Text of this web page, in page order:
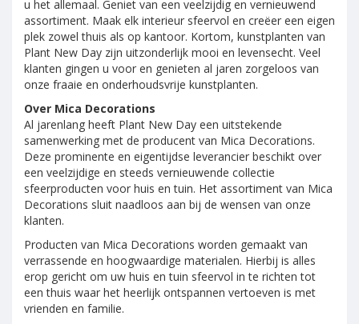
u het allemaal. Geniet van een veelzijdig en vernieuwend
assortiment. Maak elk interieur sfeervol en creëer een eigen
plek zowel thuis als op kantoor. Kortom, kunstplanten van
Plant New Day zijn uitzonderlijk mooi en levensecht. Veel
klanten gingen u voor en genieten al jaren zorgeloos van
onze fraaie en onderhoudsvrije kunstplanten.
Over Mica Decorations
Al jarenlang heeft Plant New Day een uitstekende
samenwerking met de producent van Mica Decorations.
Deze prominente en eigentijdse leverancier beschikt over
een veelzijdige en steeds vernieuwende collectie
sfeerproducten voor huis en tuin. Het assortiment van Mica
Decorations sluit naadloos aan bij de wensen van onze
klanten.
Producten van Mica Decorations worden gemaakt van
verrassende en hoogwaardige materialen. Hierbij is alles
erop gericht om uw huis en tuin sfeervol in te richten tot
een thuis waar het heerlijk ontspannen vertoeven is met
vrienden en familie.